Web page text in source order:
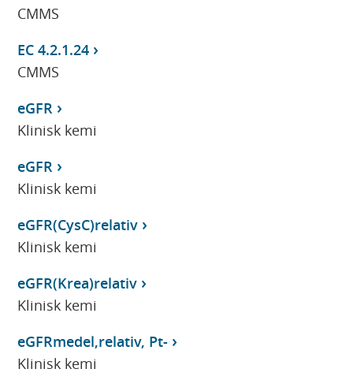
CMMS
EC 4.2.1.24
CMMS
eGFR
Klinisk kemi
eGFR
Klinisk kemi
eGFR(CysC)relativ
Klinisk kemi
eGFR(Krea)relativ
Klinisk kemi
eGFRmedel,relativ, Pt-
Klinisk kemi